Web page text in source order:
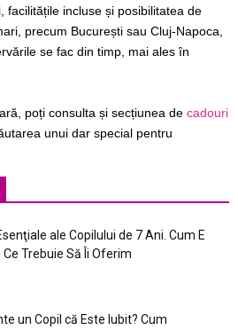
facilitățile incluse și posibilitatea de
precum București sau Cluj-Napoca,
se fac din timp, mai ales în
poți consulta și secțiunea de cadouri
unui dar special pentru
ale Copilului de 7 Ani. Cum E
Ce Trebuie Să Îi Oferim
un Copil că Este Iubit? Cum